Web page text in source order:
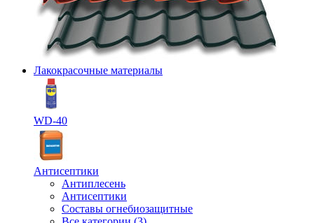
Лакокрасочные материалы
WD-40
Антисептики
Антиплесень
Антисептики
Составы огнебиозащитные